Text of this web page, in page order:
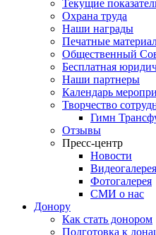
Текущие
Охрана труда
Наши награды
Печатные
Общественный
Бесплатная
Наши партнеры
Календарь
Творчество
Гимн
Отзывы
Пресс-центр
Новости
Видеогалерея
Фотогалерея
СМИ о нас
Донору
Как стать донором
Подготовка к